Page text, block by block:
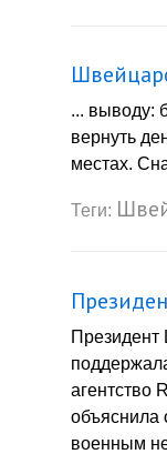
... выводу:
вернуть
местах.
Теги:
агентство
объяснила
военным